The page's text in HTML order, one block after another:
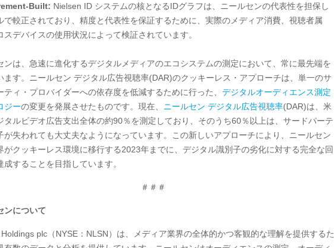
Built: Nielsen ID システムの核となる IDグラフは、ニールセンの代表性を担保し
で較正されており、精度と代表性を保証するために、実際のメディア消費、視聴者属
スデバイスの使用状況によって検証されています。
ンは、急速に進化するデジタルメディアのエコシステムの測定において、常に最先端を
ます。ニールセン デジタル広告視聴率(DAR)のクッキーレス・アプローチは、単一のサ
ティ・プロバイダーへの依存度を低減するために行った、 デジタルオーディエンス測定
ジーの変更を発展させたものです。現在、 ニールセン デジタル広告視聴率(DAR)は、米
タルビデオ広告支出全体の約90％を測定しており、そのうち60％以上は、サードパーテ
が失われても大丈夫なようになっています。この新しいアプローチにより、ニールセン
がクッキーレス環境に移行する2023年までに、デジタル識別子の劣化に対する完全な回
成することを目指しています。
＃＃＃
ンについて
plc（ NYSE ： NLSN ）は、メディア業界の全体的かつ客観的な理解を提供するた